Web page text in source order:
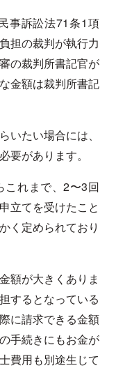
事訴訟法71条1項
担の裁判が執行力
の裁判所書記官が
金額は裁判所書記
いたい場合には、
要があります。
これまで、2〜3回
立てを受けたこと
く定められており
額が大きくありま
するとなっている
に請求できる金額
手続きにもお金が
費用も別途生じて